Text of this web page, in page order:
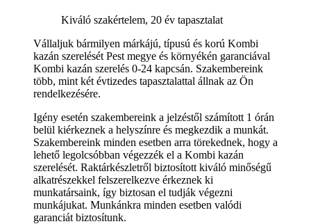
Kiváló szakértelem, 20 év tapasztalat
Vállaljuk bármilyen márkájú, típusú és korú Kombi
kazán szerelését Pest megye és környékén garanciával
Kombi kazán szerelés 0-24 kapcsán. Szakembereink
több, mint két évtizedes tapasztalattal állnak az Ön
rendelkezésére.
Igény esetén szakembereink a jelzéstől számított 1 órán
belül kiérkeznek a helyszínre és megkezdik a munkát.
Szakembereink minden esetben arra törekednek, hogy a
lehető legolcsóbban végezzék el a Kombi kazán
szerelését. Raktárkészletről biztosított kiváló minőségű
alkatrészekkel felszerelkezve érkeznek ki
munkatársaink, így biztosan el tudják végezni
munkájukat. Munkánkra minden esetben valódi
garanciát biztosítunk.